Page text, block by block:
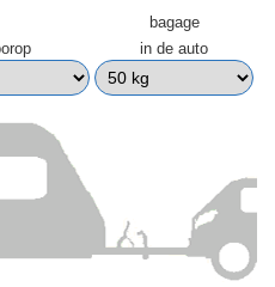
bagage
in de auto